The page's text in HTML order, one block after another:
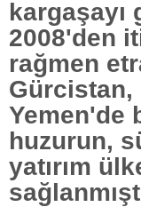
kargaşayı
2008'den
rağmen
Gürcistan,
Yemen'de
huzurun,
yatırım